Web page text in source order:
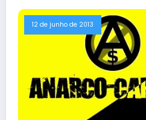
12 de junho de 2013